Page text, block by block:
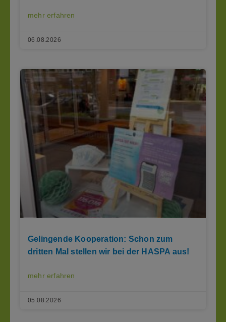
mehr erfahren
06.08.2026
Gelingende Kooperation: Schon zum
dritten Mal stellen wir bei der HASPA aus!
mehr erfahren
05.08.2026